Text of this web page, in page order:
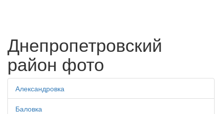
Днепропетровский
район фото
Александровка
Баловка